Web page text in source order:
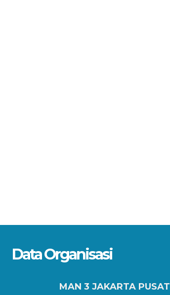
Data Organisasi
MAN 3 JAKARTA PUSAT